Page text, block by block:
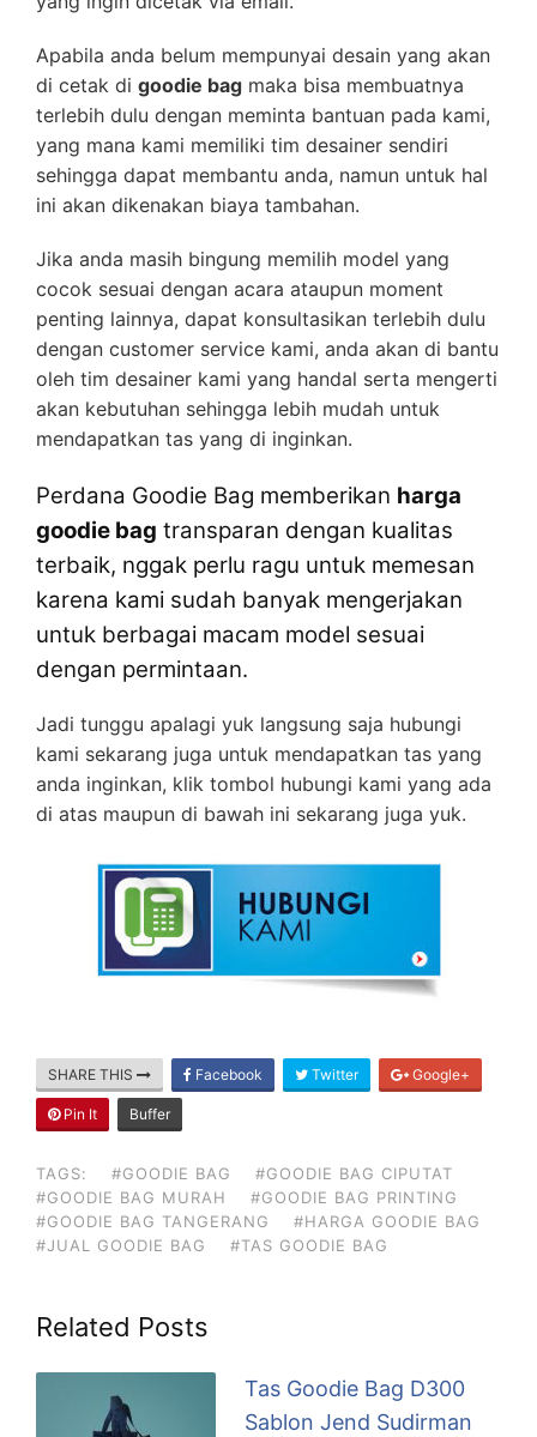
Apabila anda belum mempunyai desain yang akan
di cetak di goodie bag maka bisa membuatnya
terlebih dulu dengan meminta bantuan pada kami,
yang mana kami memiliki tim desainer sendiri
sehingga dapat membantu anda, namun untuk hal
ini akan dikenakan biaya tambahan.
Jika anda masih bingung memilih model yang
cocok sesuai dengan acara ataupun moment
penting lainnya, dapat konsultasikan terlebih dulu
dengan customer service kami, anda akan di bantu
oleh tim desainer kami yang handal serta mengerti
akan kebutuhan sehingga lebih mudah untuk
mendapatkan tas yang di inginkan.
Perdana Goodie Bag memberikan harga
goodie bag transparan dengan kualitas
terbaik, nggak perlu ragu untuk memesan
karena kami sudah banyak mengerjakan
untuk berbagai macam model sesuai
dengan permintaan.
Jadi tunggu apalagi yuk langsung saja hubungi
kami sekarang juga untuk mendapatkan tas yang
anda inginkan, klik tombol hubungi kami yang ada
di atas maupun di bawah ini sekarang juga yuk.
SHARE THIS Facebook Twitter Google+
Pin It Buffer
TAGS: #GOODIE BAG
#GOODIE BAG CIPUTAT
#GOODIE BAG MURAH
#GOODIE BAG PRINTING
#GOODIE BAG TANGERANG
#HARGA GOODIE BAG
#JUAL GOODIE BAG
#TAS GOODIE BAG
Related Posts
Tas Goodie Bag D300
Sablon Jend Sudirman